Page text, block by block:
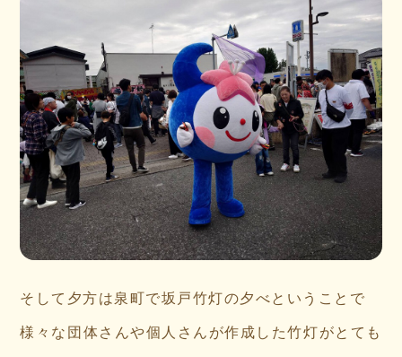
そして夕方は泉町で坂戸竹灯の夕べということで
様々な団体さんや個人さんが作成した竹灯がとても